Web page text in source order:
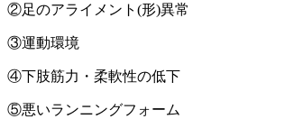
②足のアライメント(形)異常
③運動環境
④下肢筋力・柔軟性の低下
⑤悪いランニングフォーム